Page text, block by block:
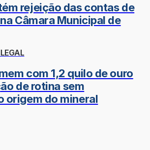
rejeição das contas de
Câmara Municipal de
com 1,2 quilo de ouro
de rotina sem
origem do mineral